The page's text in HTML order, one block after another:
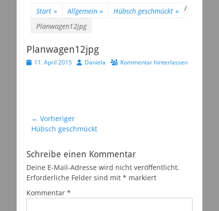
Start » Allgemein » /
Hübsch geschmückt »
Planwagen12jpg
Planwagen12jpg
Veröffentlicht
11. April 2015 AutorDaniela Kommentar hinterlassen
Beitragsnavigation
← Vorheriger
Vorheriger
Hübsch geschmückt
Schreibe einen Kommentar
Deine E-Mail-Adresse wird nicht veröffentlicht.
Erforderliche Felder sind mit * markiert
Kommentar *